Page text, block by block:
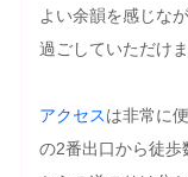
よい余韻を感じな
過ごしていただけま
アクセスは非常に
の2番出口から徒歩